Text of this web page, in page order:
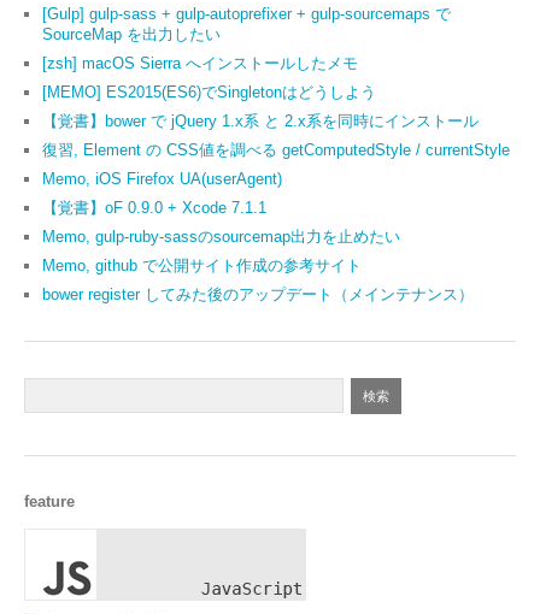
[Gulp] gulp-sass + gulp-autoprefixer + gulp-sourcemaps で
SourceMap を出力したい
[zsh] macOS Sierra へインストールしたメモ
[MEMO] ES2015(ES6)でSingletonはどうしよう
【覚書】bower で jQuery 1.x系 と 2.x系を同時にインストール
復習, Element の CSS値を調べる getComputedStyle / currentStyle
Memo, iOS Firefox UA(userAgent)
【覚書】oF 0.9.0 + Xcode 7.1.1
Memo, gulp-ruby-sassのsourcemap出力を止めたい
Memo, github で公開サイト作成の参考サイト
bower register してみた後のアップデート（メインテナンス）
feature